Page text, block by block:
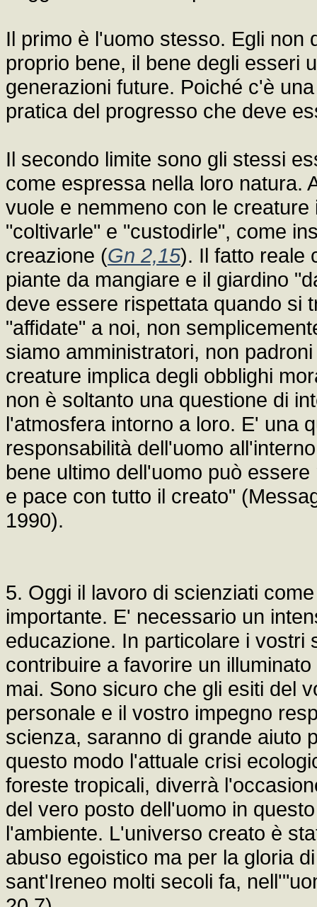
Il primo è l'uomo stesso. Egli non
proprio bene, il bene degli esseri
generazioni future. Poiché c'è
pratica del progresso che deve
Il secondo limite sono gli stessi
come espressa nella loro natura.
vuole e nemmeno con le
"coltivarle" e "custodirle", come
creazione (Gn 2,15). Il fatto reale
piante da mangiare e il giardino
deve essere rispettata quando si
"affidate" a noi, non
siamo amministratori, non
creature implica degli obblighi
non è soltanto una questione di
l'atmosfera intorno a loro. E' una
responsabilità dell'uomo
bene ultimo dell'uomo può
e pace con tutto il creato"
1990).
5. Oggi il lavoro di scienziati
importante. E' necessario un
educazione. In particolare i
contribuire a favorire un
mai. Sono sicuro che gli esiti del
personale e il vostro impegno
scienza, saranno di grande aiuto
questo modo l'attuale crisi
foreste tropicali, diverrà
del vero posto dell'uomo in
l'ambiente. L'universo creato è
abuso egoistico ma per la gloria
sant'Ireneo molti secoli fa,